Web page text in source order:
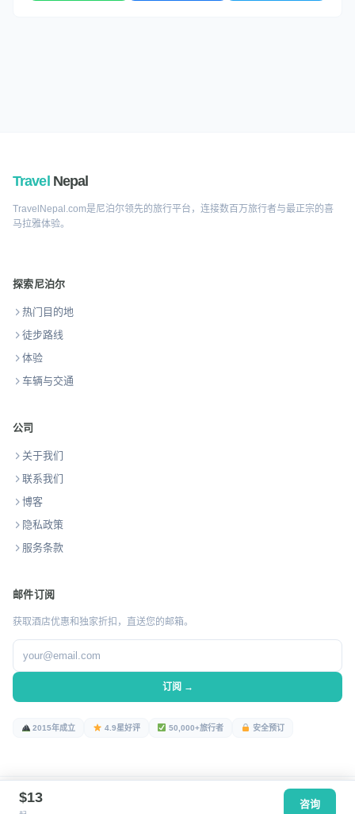
$13 咨询
Travel Nepal
TravelNepal.com是尼泊尔领先的旅行平台，连接数百万旅行者与最正宗的喜
马拉雅体验。
探索尼泊尔
热门目的地
徒步路线
体验
车辆与交通
公司
关于我们
联系我们
博客
隐私政策
服务条款
邮件订阅
获取酒店优惠和独家折扣，直送您的邮箱。
订阅 →
2015年成立 4.9星好评 50,000+旅行者 安全预订